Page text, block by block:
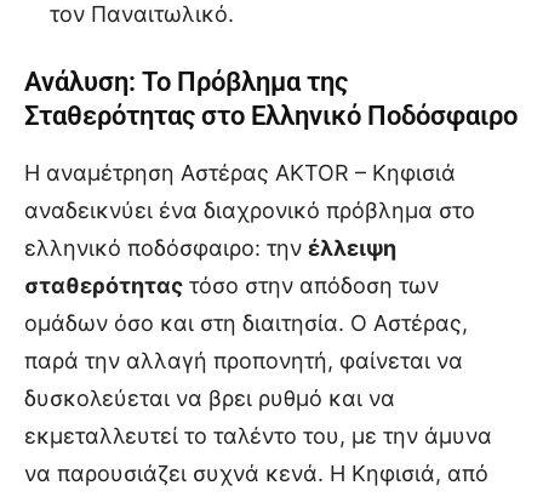
τον Παναιτωλικό.
Ανάλυση: Το Πρόβλημα της
Σταθερότητας στο Ελληνικό Ποδόσφαιρο
Η αναμέτρηση Αστέρας AKTOR – Κηφισιά
αναδεικνύει ένα διαχρονικό πρόβλημα στο
ελληνικό ποδόσφαιρο: την έλλειψη
σταθερότητας τόσο στην απόδοση των
ομάδων όσο και στη διαιτησία. Ο Αστέρας,
παρά την αλλαγή προπονητή, φαίνεται να
δυσκολεύεται να βρει ρυθμό και να
εκμεταλλευτεί το ταλέντο του, με την άμυνα
να παρουσιάζει συχνά κενά. Η Κηφισιά, από